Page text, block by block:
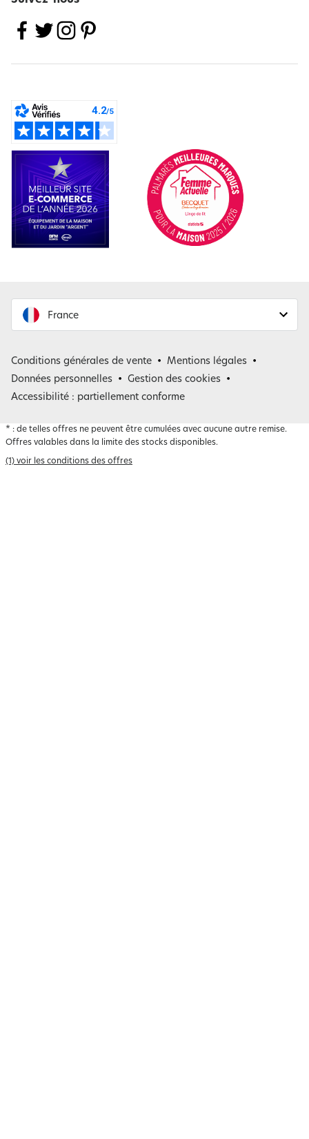
France
Belgique
Conditions générales de vente
Mentions légales
Données personnelles
Gestion des cookies
Accessibilité : partiellement conforme
* : de telles offres ne peuvent être cumulées avec aucune autre remise.
Offres valables dans la limite des stocks disponibles.
(1) voir les conditions des offres